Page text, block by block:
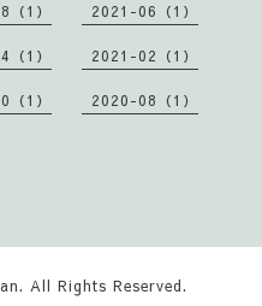
1） 2021-06（1）
1） 2021-02（1）
1） 2020-08（1）
. All Rights Reserved.